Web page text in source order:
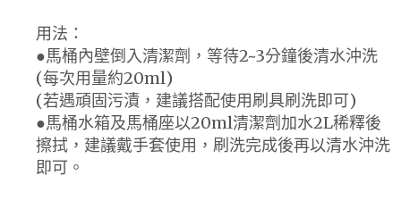
用法：
●馬桶內壁倒入清潔劑，等待2~3分鐘後清水沖洗
(每次用量約20ml)
(若遇頑固污漬，建議搭配使用刷具刷洗即可)
●馬桶水箱及馬桶座以20ml清潔劑加水2L稀釋後
擦拭，建議戴手套使用，刷洗完成後再以清水沖洗
即可。